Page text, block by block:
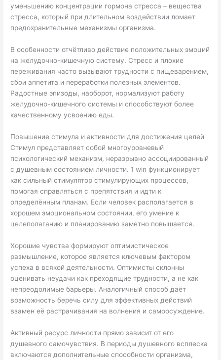
уменьшению концентрации гормона стресса – вещества
стресса, который при длительном воздействии ломает
предохранительные механизмы организма.
В особенности отчётливо действие положительных эмоций
на желудочно-кишечную систему. Стресс и плохие
переживания часто вызывают трудности с пищеварением,
сбои аппетита и переработки полезных элементов.
Радостные эпизоды, наоборот, нормализуют работу
желудочно-кишечного системы и способствуют более
качественному усвоению еды.
Повышение стимула и активности для достижения целей
Стимул представляет собой многоуровневый
психологический механизм, неразрывно ассоциированный
с душевным состоянием личности. 1 win функционирует
как сильный стимулятор стимулирующих процессов,
помогая справляться с препятствия и идти к
определённым планам. Если человек располагается в
хорошем эмоциональном состоянии, его умение к
целеполаганию и планированию заметно повышается.
Хорошие чувства формируют оптимистическое
размышление, которое является ключевым фактором
успеха в всякой деятельности. Оптимисты склонны
оценивать неудачи как преходящие трудности, а не как
непреодолимые барьеры. Аналогичный способ даёт
возможность беречь силу для эффективных действий
взамен её растрачивания на волнения и самоосуждение.
Активный ресурс личности прямо зависит от его
душевного самочувствия. В периоды душевного всплеска
включаются дополнительные способности организма,